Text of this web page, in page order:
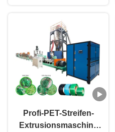
Ziegeldichtband
Extrusionslinie
Profi-PET-Streifen-
Extrusionsmaschine